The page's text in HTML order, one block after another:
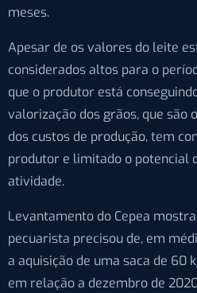
meses.
Apesar de os valores do leite
considerados altos para o
que o produtor está
valorização dos grãos, que são
dos custos de produção, tem
produtor e limitado o potencial
atividade.
Levantamento do Cepea
pecuarista precisou de, em
a aquisição de uma saca de 60
em relação a dezembro de